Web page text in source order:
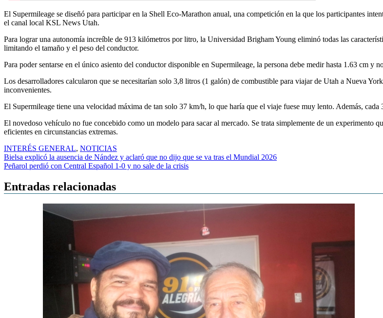
El Supermileage se diseñó para participar en la Shell Eco-Marathon anual, una competición en la que los participantes
el canal local KSL News Utah.
Para lograr una autonomía increíble de 913 kilómetros por litro, la Universidad Brigham Young eliminó todas las
limitando el tamaño y el peso del conductor.
Para poder sentarse en el único asiento del conductor disponible en Supermileage, la persona debe medir hasta 1.63 cm y
Los desarrolladores calcularon que se necesitarían solo 3,8 litros (1 galón) de combustible para viajar de Utah a Nueva
inconvenientes.
El Supermileage tiene una velocidad máxima de tan solo 37 km/h, lo que haría que el viaje fuese muy lento. Además,
El novedoso vehículo no fue concebido como un modelo para sacar al mercado. Se trata simplemente de un experimento
eficientes en circunstancias extremas.
INTERÉS GENERAL, NOTICIAS
Navegación
de
entradas
Bielsa explicó la ausencia de Nández y aclaró que no dijo que se va tras el Mundial 2026
Peñarol perdió con Central Español 1-0 y no sale de la crisis
Entradas relacionadas